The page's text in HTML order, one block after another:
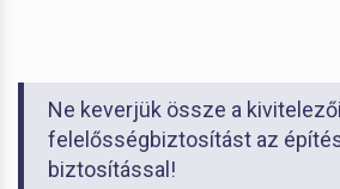
Ne keverjük össze a kivitelezői
felelősségbiztosítást az
biztosítással!